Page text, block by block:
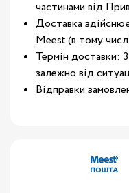
частинами від
Доставка
Meest (в тому
Термін доставки:
залежно від
Відправки